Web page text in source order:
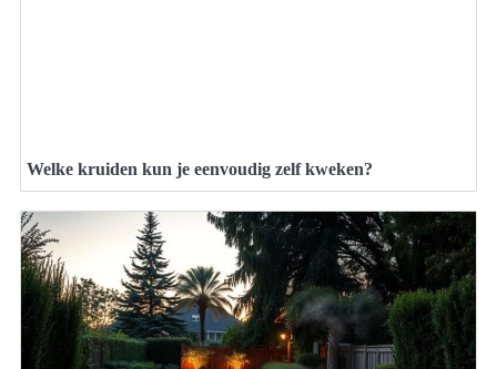
Welke kruiden kun je eenvoudig zelf kweken?